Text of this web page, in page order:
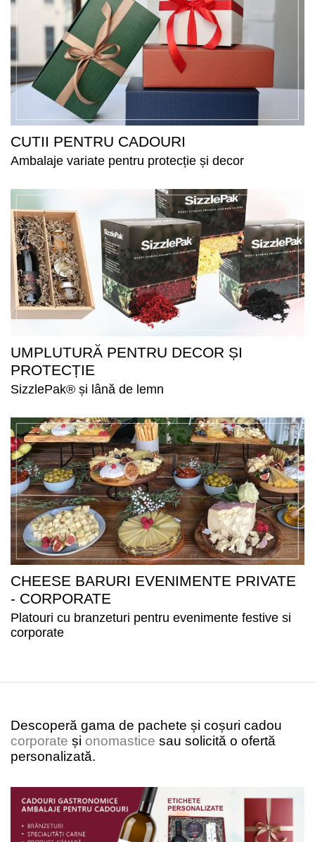
CUTII PENTRU CADOURI
Ambalaje variate pentru protecție și decor
UMPLUTURĂ PENTRU DECOR ȘI
PROTECȚIE
SizzlePak® și lână de lemn
CHEESE BARURI EVENIMENTE PRIVATE
- CORPORATE
Platouri cu branzeturi pentru evenimente festive si
corporate
Descoperă gama de pachete și coșuri cadou
corporate și onomastice sau solicită o ofertă
personalizată.